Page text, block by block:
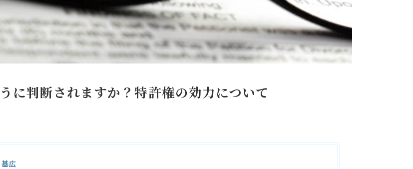
に判断されますか？特許権の効力について
広